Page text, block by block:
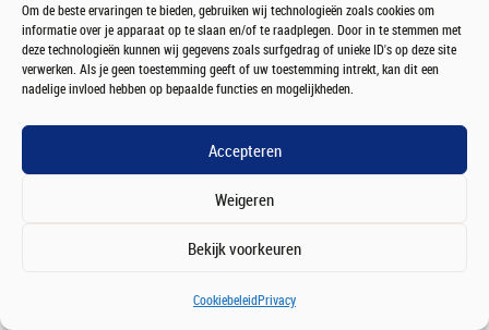
Om de beste ervaringen te bieden, gebruiken wij technologieën zoals cookies om
informatie over je apparaat op te slaan en/of te raadplegen. Door in te stemmen met
deze technologieën kunnen wij gegevens zoals surfgedrag of unieke ID's op deze site
verwerken. Als je geen toestemming geeft of uw toestemming intrekt, kan dit een
nadelige invloed hebben op bepaalde functies en mogelijkheden.
Accepteren
Weigeren
Bekijk voorkeuren
CookiebeleidPrivacy
eerste werkjaren of in je studententijd gehad die heel
veel impact hebben gehad op jouw keuzes en op je
denken?
belangrijke, misschien wel de belangrijkste. Terwijl
het toch iemand was die je helemaal niet kent, maar
ook terecht. Dat was wel een hele goede ervaring waar